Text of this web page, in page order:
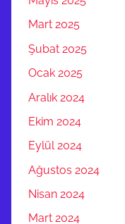
Mart 2025
Şubat 2025
Ocak 2025
Aralık 2024
Ekim 2024
Eylül 2024
Ağustos 2024
Nisan 2024
Mart 2024